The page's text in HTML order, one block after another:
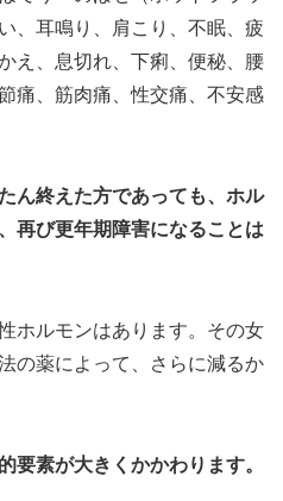
、耳鳴り、肩こり、不眠、疲
え、息切れ、下痢、便秘、腰
痛、筋肉痛、性交痛、不安感
ん終えた方であっても、ホル
再び更年期障害になることは
ホルモンはあります。その女
の薬によって、さらに減るか
要素が大きくかかわります。